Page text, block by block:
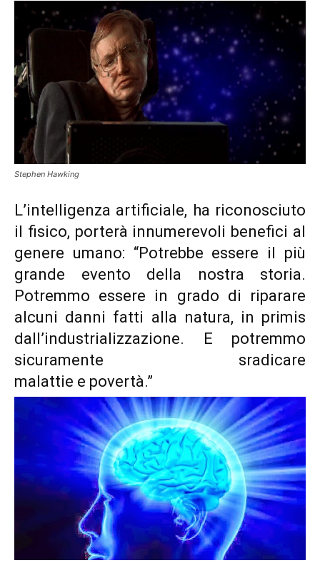
Stephen Hawking
L’intelligenza artificiale, ha riconosciuto
il fisico, porterà innumerevoli benefici al
genere umano: “Potrebbe essere il più
grande evento della nostra storia.
Potremmo essere in grado di riparare
alcuni danni fatti alla natura, in primis
dall’industrializzazione. E potremmo
sicuramente
sradicare
malattie e povertà.”